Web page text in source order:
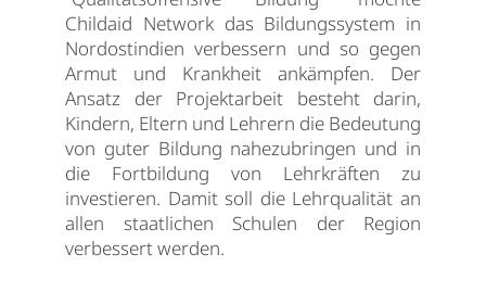
Childaid Network das Bildungssystem in
Nordostindien verbessern und so gegen
Armut und Krankheit ankämpfen. Der
Ansatz der Projektarbeit besteht darin,
Kindern, Eltern und Lehrern die Bedeutung
von guter Bildung nahezubringen und in
die Fortbildung von Lehrkräften zu
investieren. Damit soll die Lehrqualität an
allen staatlichen Schulen der Region
verbessert werden.